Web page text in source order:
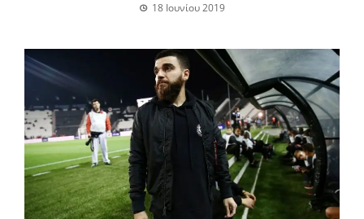
18 Ιουνίου 2019